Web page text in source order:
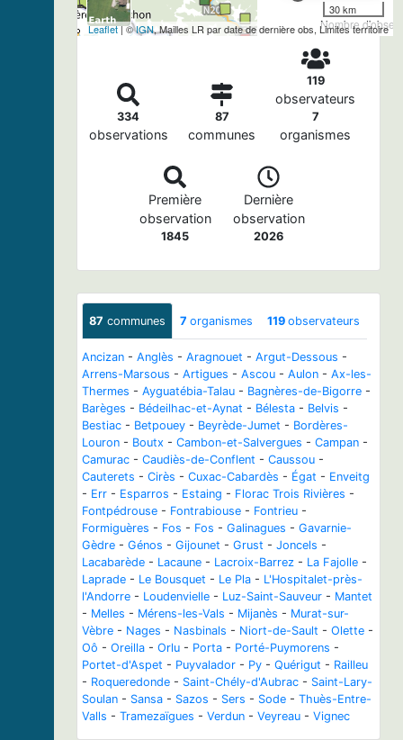
Nombre
30 km
Leaflet| ©IGN, Mailles LR par date de dernière obs, Limites territoire
334
observations
87
communes
119
observateurs
7
organismes
Première
observation
1845
Dernière
observation
2026
87 communes 7 organismes 119 observateurs
Ancizan - Anglès - Aragnouet - Argut-Dessous -
Arrens-Marsous - Artigues - Ascou - Aulon - Ax-les-
Thermes - Ayguatébia-Talau - Bagnères-de-Bigorre -
Barèges - Bédeilhac-et-Aynat - Bélesta - Belvis -
Bestiac - Betpouey - Beyrède-Jumet - Bordères-
Louron - Boutx - Cambon-et-Salvergues - Campan -
Camurac - Caudiès-de-Conflent - Caussou -
Cauterets - Cirès - Cuxac-Cabardès - Égat - Enveitg
- Err - Esparros - Estaing - Florac Trois Rivières -
Fontpédrouse - Fontrabiouse - Fontrieu -
Formiguères - Fos - Fos - Galinagues - Gavarnie-
Gèdre - Génos - Gijounet - Grust - Joncels -
Lacabarède - Lacaune - Lacroix-Barrez - La Fajolle -
Laprade - Le Bousquet - Le Pla - L'Hospitalet-près-
l'Andorre - Loudenvielle - Luz-Saint-Sauveur - Mantet
- Melles - Mérens-les-Vals - Mijanès - Murat-sur-
Vèbre - Nages - Nasbinals - Niort-de-Sault - Olette -
Oô - Oreilla - Orlu - Porta - Porté-Puymorens -
Portet-d'Aspet - Puyvalador - Py - Quérigut - Railleu
- Roqueredonde - Saint-Chély-d'Aubrac - Saint-Lary-
Soulan - Sansa - Sazos - Sers - Sode - Thuès-Entre-
Valls - Tramezaïgues - Verdun - Veyreau - Vignec